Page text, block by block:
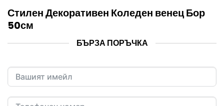
Стилен Декоративен Коледен венец Бор
50см
БЪРЗА ПОРЪЧКА